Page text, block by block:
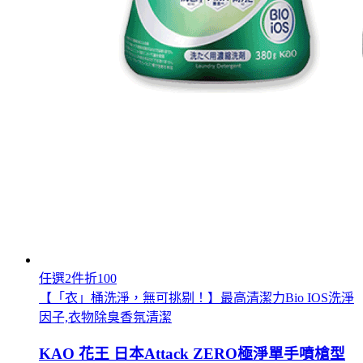
任選2件折100
【「衣」桶洗淨，無可挑剔！】最高清潔力Bio IOS洗淨
因子,衣物除臭香氛清潔
KAO 花王 日本Attack ZERO極淨單手噴槍型